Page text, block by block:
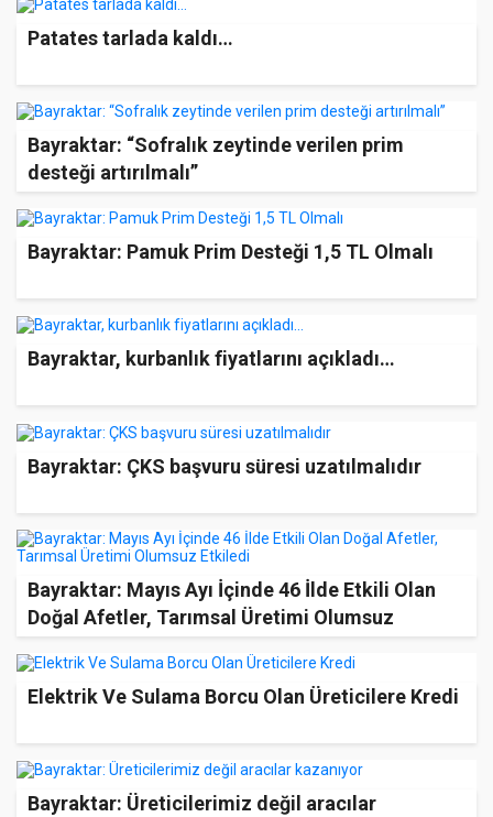
Patates tarlada kaldı…
Bayraktar: “Sofralık zeytinde verilen prim
desteği artırılmalı”
Bayraktar: Pamuk Prim Desteği 1,5 TL Olmalı
Bayraktar, kurbanlık fiyatlarını açıkladı…
Bayraktar: ÇKS başvuru süresi uzatılmalıdır
Bayraktar: Mayıs Ayı İçinde 46 İlde Etkili Olan
Doğal Afetler, Tarımsal Üretimi Olumsuz
Etkiledi
Elektrik Ve Sulama Borcu Olan Üreticilere Kredi
Bayraktar: Üreticilerimiz değil aracılar